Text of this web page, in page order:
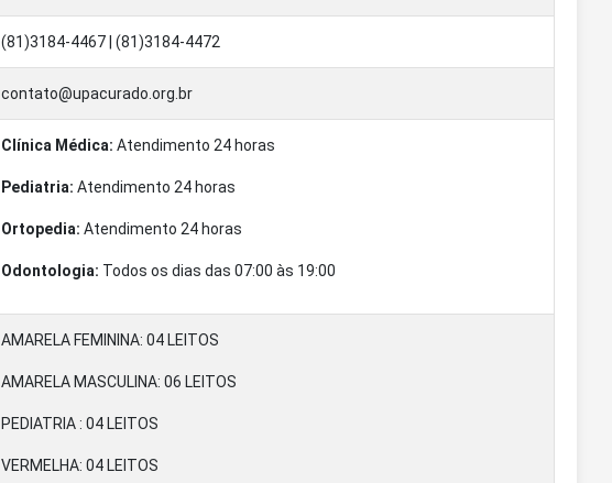
(81)3184-4467 | (81)3184-4472
contato@upacurado.org.br
Clínica Médica: Atendimento 24 horas
Pediatria: Atendimento 24 horas
Ortopedia: Atendimento 24 horas
Odontologia: Todos os dias das 07:00 às 19:00
AMARELA FEMININA: 04 LEITOS
AMARELA MASCULINA: 06 LEITOS
PEDIATRIA : 04 LEITOS
VERMELHA: 04 LEITOS